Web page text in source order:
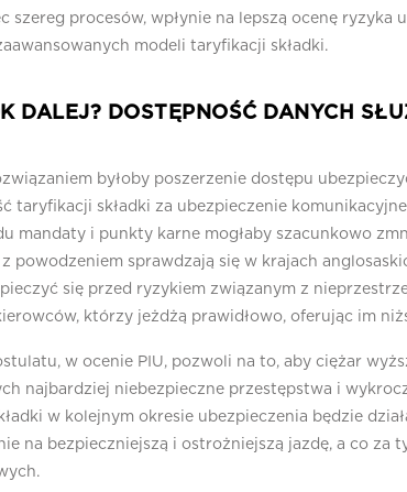
szereg procesów, wpłynie na lepszą ocenę
modeli taryfikacji składki.
DALEJ? DOSTĘPNOŚĆ DANYCH
byłoby poszerzenie dostępu
taryfikacji składki za ubezpieczenie
mandaty i punkty karne mogłaby szacunkowo
z powodzeniem sprawdzają się w krajach
się przed ryzykiem związanym z
którzy jeżdżą prawidłowo, oferując im
w ocenie PIU, pozwoli na to, aby ciężar
najbardziej niebezpieczne przestępstwa i
w kolejnym okresie ubezpieczenia będzie
na bezpieczniejszą i ostrożniejszą jazdę, a co za